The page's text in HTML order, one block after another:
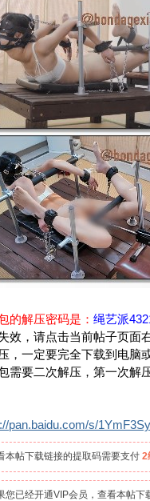
的解压密码是： 绳艺派
效，请点击当前帖子页面
，一定要完全下载到电脑
需要二次解压，第一次解
pan.baidu.com/s/
本帖下载链接的提取码需要支付 2
您已经开通VIP会员，查看本帖下